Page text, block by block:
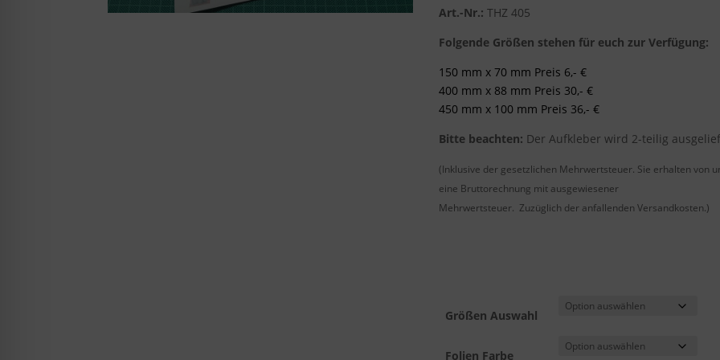
Art.-Nr.: THZ 405
Folgende Größen stehen für euch zur Verfügung:
150 mm x 70 mm Preis 6,- €
400 mm x 88 mm Preis 30,- €
450 mm x 100 mm Preis 36,- €
Bitte beachten: Der Aufkleber wird 2-teilig
(Inklusive der gesetzlichen Mehrwertsteuer. Sie erhalten von
eine Bruttorechnung mit ausgewiesener
Mehrwertsteuer. Zuzüglich der anfallenden Versandkosten.)
Größen Auswahl
Folien Farbe